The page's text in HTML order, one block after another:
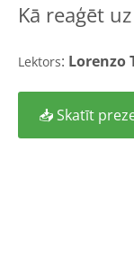
Kā reaģēt
Lektors: Lorenzo
📥 Skatīt